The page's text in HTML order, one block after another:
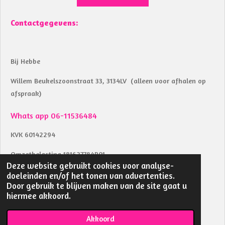
Deze website gebruikt cookies voor analyse-
doeleinden en/of het tonen van advertenties.
Door gebruik te blijven maken van de site gaat u
hiermee akkoord.
Akkoord
Contactgegevens:
Bij Hebbe
Willem Beukelszoonstraat 33, 3134LV (alleen voor afhalen op
afspraak)
Whats app 06-11536484
KVK 60142294
Omzetbelasting 181627784B01
Btw identificatienummer NL002039853B04
IBAN NL18RABO0157283291